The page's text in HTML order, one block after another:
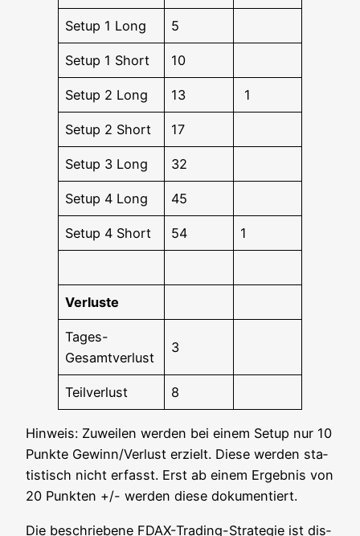
Set­up 1 Long 5
Set­up 1 Short 10
Set­up 2 Long 13 1
Set­up 2 Short 17
Set­up 3 Long 32
Set­up 4 Long 45
Set­up 4 Short 54 1
Ver­lus­te
Tages-
Gesamt­ver­lust
3
Teil­ver­lust 8
Hin­weis: Zuwei­len wer­den bei einem Set­up nur 10
Punk­te Gewinn/Verlust erzielt. Die­se wer­den sta­
tis­tisch nicht erfasst. Erst ab einem Ergeb­nis von
20 Punk­ten +/- wer­den die­se dokumentiert.
Die beschrie­be­ne FDAX-Tra­ding-Stra­te­gie ist dis­